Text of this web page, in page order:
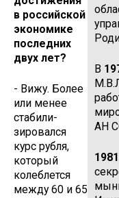
В
АН
в российской
эко­номике
последних
двух лет?
- Вижу. Более
или менее
стабили­
зировался
курс рубля,
который
колеб­лется
между 60 и 65